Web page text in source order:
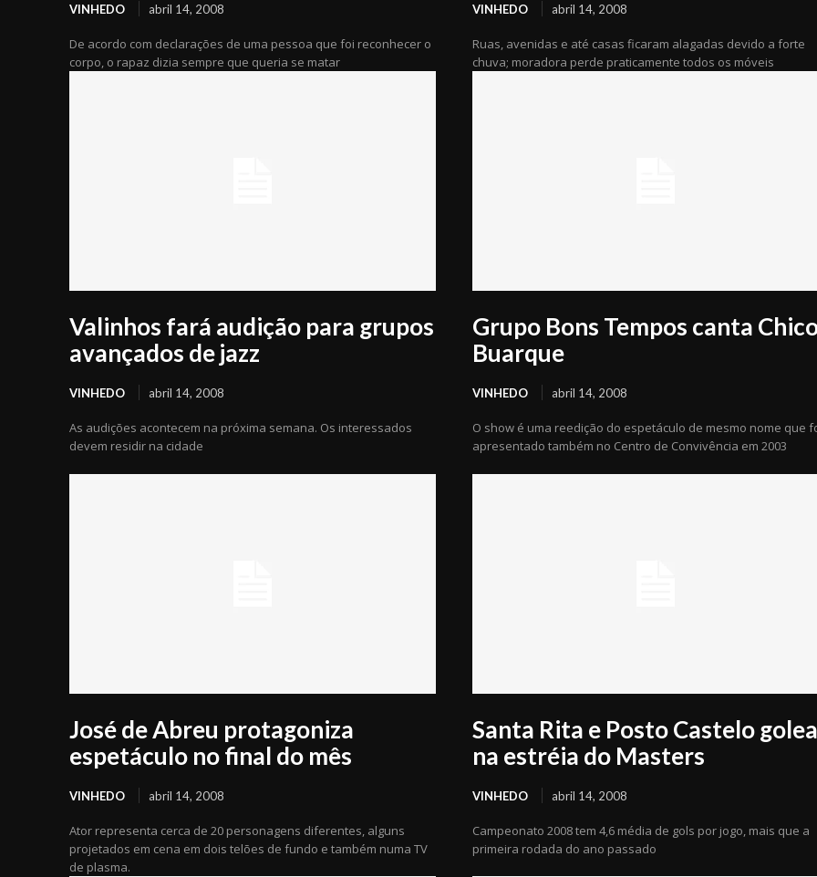
VINHEDO abril 14, 2008
De acordo com declarações de uma pessoa que foi reconhecer o
corpo, o rapaz dizia sempre que queria se matar
VINHEDO abril 14, 2008
Ruas, avenidas e até casas ficaram alagadas devido a forte
chuva; moradora perde praticamente todos os móveis
Valinhos fará audição para grupos
avançados de jazz
VINHEDO abril 14, 2008
As audições acontecem na próxima semana. Os interessados
devem residir na cidade
Grupo Bons Tempos canta
Buarque
VINHEDO abril 14, 2008
O show é uma reedição do espetáculo de mesmo nome que
apresentado também no Centro de Convivência em 2003
José de Abreu protagoniza
espetáculo no final do mês
VINHEDO abril 14, 2008
Ator representa cerca de 20 personagens diferentes, alguns
projetados em cena em dois telões de fundo e também numa TV
de plasma.
Santa Rita e Posto Castelo
na estréia do Masters
VINHEDO abril 14, 2008
Campeonato 2008 tem 4,6 média de gols por jogo, mais que a
primeira rodada do ano passado